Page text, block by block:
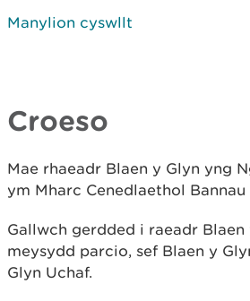
Manylion cyswllt
Croeso
Mae rhaeadr Blaen y Glyn yng
ym Mharc Cenedlaethol
Gallwch gerdded i raeadr Blaen
meysydd parcio, sef Blaen y
Glyn Uchaf.